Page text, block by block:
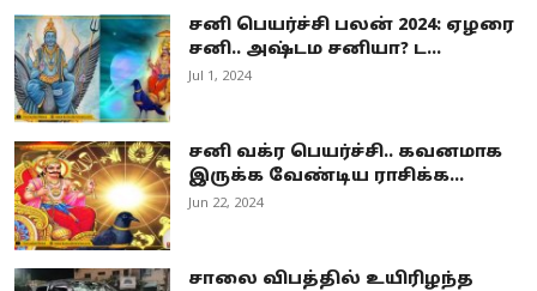
சனி பெயர்ச்சி பலன் 2024: ஏழரை
சனி.. அஷ்டம சனியா? ட...
Jul 1, 2024
சனி வக்ர பெயர்ச்சி.. கவனமாக
இருக்க வேண்டிய ராசிக்க...
Jun 22, 2024
சாலை விபத்தில் உயிரிழந்த